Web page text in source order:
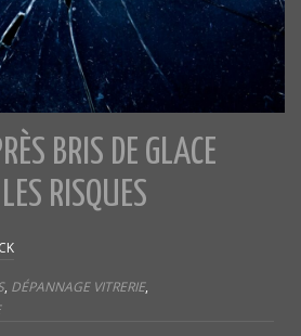
BRIS DE GLACE
RISQUES
, DÉPANNAGE VITRERIE,